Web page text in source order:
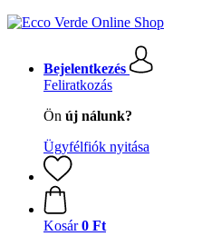
Bejelentkezés
Feliratkozás
Ön új nálunk?
Ügyfélfiók nyitása
Kosár 0 Ft